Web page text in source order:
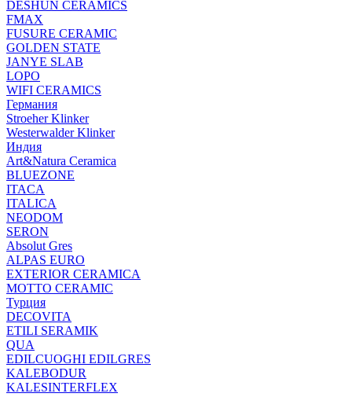
DESHUN CERAMICS
FMAX
FUSURE CERAMIC
GOLDEN STATE
JANYE SLAB
LOPO
WIFI CERAMICS
Германия
Stroeher Klinker
Westerwalder Klinker
Индия
Art&Natura Ceramica
BLUEZONE
ITACA
ITALICA
NEODOM
SERON
Absolut Gres
ALPAS EURO
EXTERIOR CERAMICA
MOTTO CERAMIC
Турция
DECOVITA
ETILI SERAMIK
QUA
EDILCUOGHI EDILGRES
KALEBODUR
KALESINTERFLEX